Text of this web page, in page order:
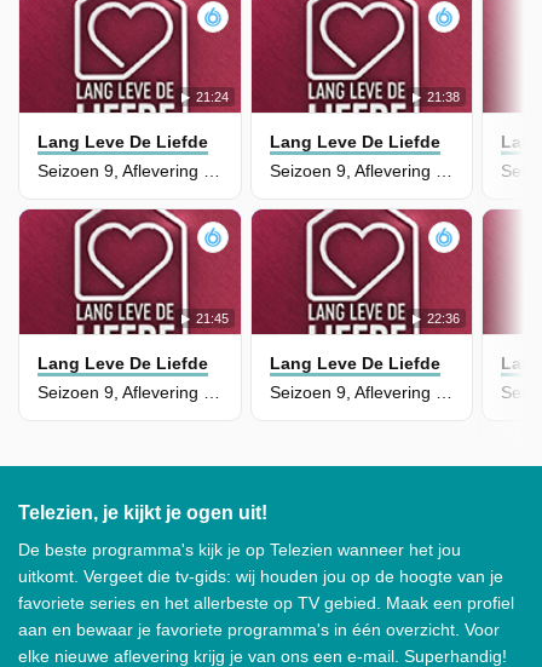
21:24
Lang Leve De Liefde
Seizoen 9, Aflevering 31
21:38
Lang Leve De Liefde
Seizoen 9, Aflevering 30
21:45
Lang Leve De Liefde
22:36
Lang Leve De Liefde
Telezien, je kijkt je ogen uit!
De beste programma's kijk je op Telezien wanneer het jou
uitkomt. Vergeet die tv-gids: wij houden jou op de hoogte van je
favoriete series en het allerbeste op TV gebied. Maak een profiel
aan en bewaar je favoriete programma's in één overzicht. Voor
elke nieuwe aflevering krijg je van ons een e-mail. Superhandig!